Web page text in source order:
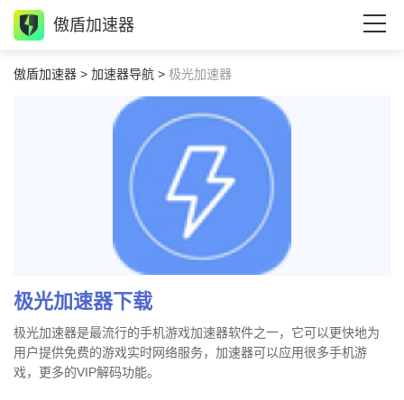
傲盾加速器
傲盾加速器 > 加速器导航 > 极光加速器
极光加速器下载
极光加速器是最流行的手机游戏加速器软件之一，它可以更快地为
用户提供免费的游戏实时网络服务，加速器可以应用很多手机游
戏，更多的VIP解码功能。